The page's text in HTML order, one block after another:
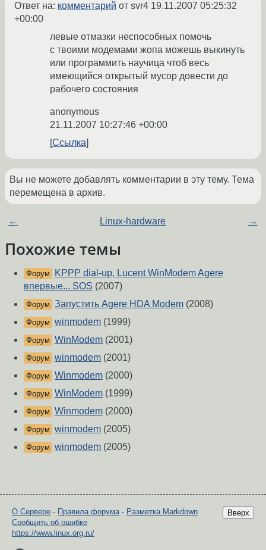
Ответ на: комментарий от svr4 19.11.2007 05:25:32
+00:00
левые отмазки неспособных помочь
с твоими модемами жопа можешь выкинуть
или программить научица чтоб весь
имеющийся открытый мусор довести до
рабочего состояния
anonymous
21.11.2007 10:27:46 +00:00
Ссылка
Вы не можете добавлять комментарии в эту тему. Тема
перемещена в архив.
← Linux-hardware →
Похожие темы
Форум
KPPP dial-up, Lucent WinModem Agere
впервые... SOS (2007)
Форум Запустить Agere HDA Modem (2008)
Форум winmodem (1999)
Форум WinModem (2001)
Форум winmodem (2001)
Форум Winmodem (2000)
Форум WinModem (1999)
Форум Winmodem (2000)
Форум winmodem (2005)
Форум winmodem (2005)
Вверх
О Сервере - Правила форума- Разметка Markdown
Сообщить об ошибке
https://www.linux.org.ru/